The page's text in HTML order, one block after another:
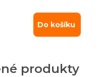
Do košíku
produkty